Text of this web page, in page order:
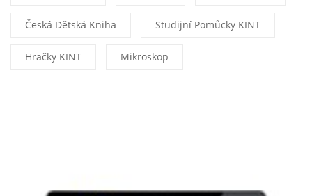
Česká Dětská Kniha Studijní Pomůcky KINT
Hračky KINT Mikroskop